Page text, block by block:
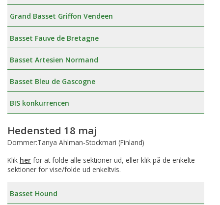
Grand Basset Griffon Vendeen
Basset Fauve de Bretagne
Basset Artesien Normand
Basset Bleu de Gascogne
BIS konkurrencen
Hedensted 18 maj
Dommer:Tanya Ahlman-Stockmari (Finland)
Klik her for at folde alle sektioner ud, eller klik på de enkelte
sektioner for vise/folde ud enkeltvis.
Basset Hound